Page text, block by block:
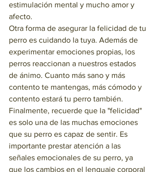
estimulación mental y mucho amor y
afecto.
Otra forma de asegurar la felicidad de tu
perro es cuidando la tuya. Además de
experimentar emociones propias, los
perros reaccionan a nuestros estados
de ánimo. Cuanto más sano y más
contento te mantengas, más cómodo y
contento estará tu perro también.
Finalmente, recuerde que la "felicidad"
es solo una de las muchas emociones
que su perro es capaz de sentir. Es
importante prestar atención a las
señales emocionales de su perro, ya
que los cambios en el lenguaje corporal